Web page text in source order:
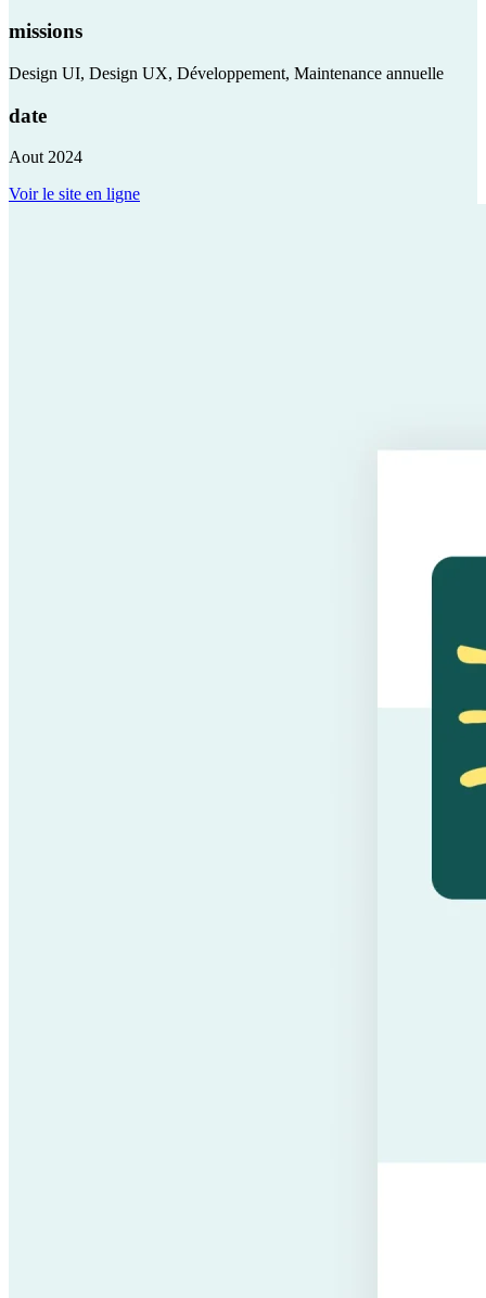
missions
Design UI, Design UX, Développement, Maintenance annuelle
date
Aout 2024
Voir le site en ligne